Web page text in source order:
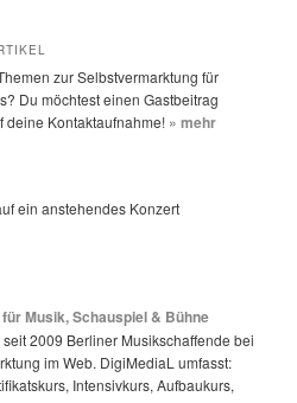
zur Selbstvermarktung für
Du möchtest einen Gastbeitrag
deine Kontaktaufnahme! » mehr
ein anstehendes Konzert
Musik, Schauspiel & Bühne
2009 Berliner Musikschaffende bei
im Web. DigiMediaL umfasst:
Intensivkurs, Aufbaukurs,